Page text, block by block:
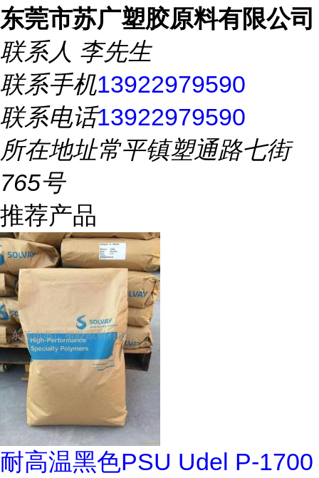
东莞市苏广塑胶原料有限公司
联系人 李先生
联系手机13922979590
联系电话13922979590
所在地址常平镇塑通路七街
765号
推荐产品
耐高温黑色PSU Udel P-1700